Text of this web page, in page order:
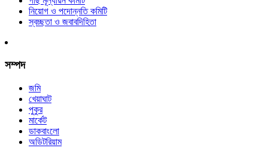
নিয়োগ ও পদোন্নতি কমিটি
স্বচ্ছতা ও জবাবদিহিতা
সম্পদ
জমি
খেয়াঘাট
পুকুর
মার্কেট
ডাকবাংলো
অডিটরিয়াম